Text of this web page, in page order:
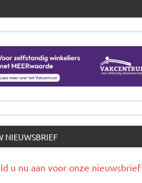
NIEUWSBRIEF
u nu aan voor onze nieuwsbrief